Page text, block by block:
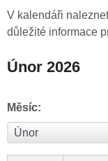
V kalendáři
důležité informace
Únor 2026
Měsíc: